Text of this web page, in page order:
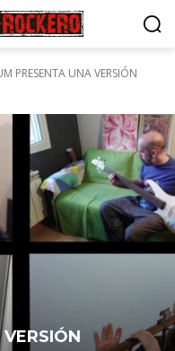
PRESENTA UNA VERSIÓN